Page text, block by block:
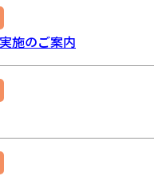
施のご案内